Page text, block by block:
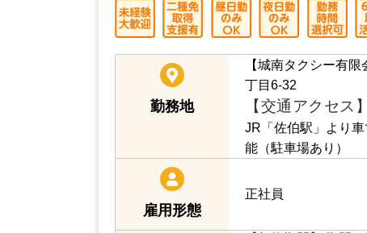
勤務地
【城南タクシー有
丁目6-32
【交通アクセス】
JR「佐伯駅」より
能（駐車場あり）
雇用形態
正社員